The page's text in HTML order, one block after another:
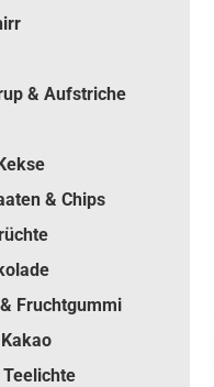
& Aufstriche
& Chips
Fruchtgummi